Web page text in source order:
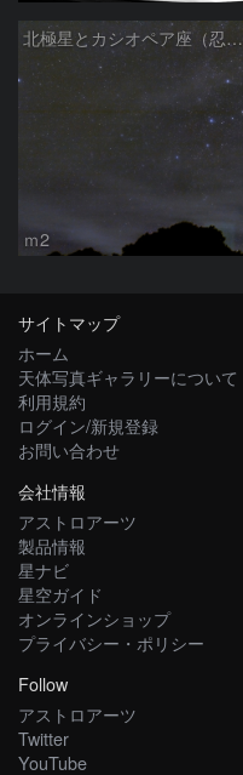
北極星とカシオペア座（忍び寄る秋）
ｍ2
サイトマップ
ホーム
天体写真ギャラリーについて
利用規約
ログイン/新規登録
お問い合わせ
会社情報
アストロアーツ
製品情報
星ナビ
星空ガイド
オンラインショップ
プライバシー・ポリシー
Follow
アストロアーツ
Twitter
YouTube